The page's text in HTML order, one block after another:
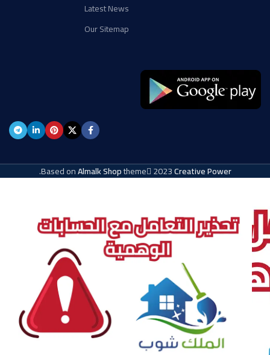
Latest News
Our Sitemap
Based onAlmalk Shoptheme 2023Creative Power
.